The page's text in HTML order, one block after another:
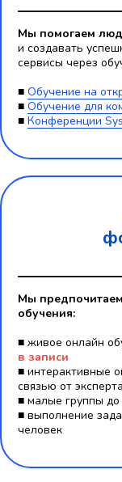
Мы помогаем
и создавать
сервисы через
■ Обучение на
■ Обучение для
■ Конференции
Мы
обучения:
■ живое онлайн
в записи
■ интерактивные
связью от эксперта
■ малые группы
■ выполнение
человек